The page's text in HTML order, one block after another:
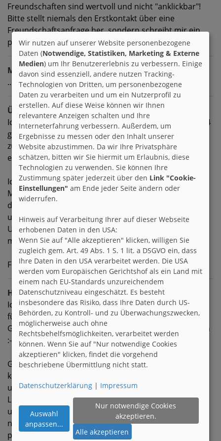
Freundschaften sind wertvoll und nicht "anklickbar"!
Bitte stellt niemals den Erstkontakt über eine
Freundschaftsanfrage her, sondern schreibt mir ein
paar Zeilen, ja?
Meine Ziele
...dass Du mir schreibst!
Über mich
Ich kann manchmal selbst nicht glauben, dass ich 1964
geboren bin, dazu bin ich viel zu kindisch und albern,
zu verrückt und zu unternehmungslustig. Ich lebe seit
einem halben Jahr getrennt.
Ich mag das Land und die Stadt, streife gerne mit dem
Motorrad über kleinste Dörfer und bin neugierig auf
die Welt hinter der nächsten Kurve. Mir geht es nicht
um Geschwindigkeit!
Unterwegs bin ich mit Straßenmaschinen, Enduro und
meinem Trialmotorrad.
Foto? Klar. Schau mal unter 'Bilder' in mein Profil.
Hobbies
Ich fahre gerne Motorrad und Cabrio, begeistere mich
für Oldtimer und die Fliegerei mit den verrücktesten
Gerätschaften. Damit haben auch meine Berufe zu tun
:-)
Gerne höre ich Musik (wirklich fast alles, nur bitte
keine Schlager und keine Volksmusik). Musik
unterstützt meine Stimmung, und das können
Liebeslieder oder Heavy Metal sein -ganz nach Lust
und Laune. Da stöbere ich auch zu gern auf YouTube
nach Originalen und Coverversionen. Teilen wir ein
paar davon?
Wir nutzen auf unserer Website personenbezogene
Daten (Notwendige, Statistiken, Marketing & Externe
Medien) um Ihr Benutzererlebnis zu verbessern. Einige
davon sind essenziell, andere nutzen Tracking-
Technologien von Dritten, um personenbezogene
Daten zu verarbeiten und um ein Nutzerprofil zu
erstellen. Auf diese Weise können wir Ihnen
relevantere Anzeigen schalten und Ihre
Interneterfahrung verbessern. Außerdem, um
Ergebnisse zu messen oder den Inhalt unserer
Website abzustimmen. Da wir Ihre Privatsphäre
schätzen, bitten wir Sie hiermit um Erlaubnis, diese
Technologien zu verwenden. Sie können Ihre
Zustimmung später jederzeit über den Link "Cookie-
Einstellungen" am Ende jeder Seite ändern oder
widerrufen.
Hinweis auf Verarbeitung Ihrer auf dieser Webseite
erhobenen Daten in den USA:
Wenn Sie auf "Alle akzeptieren" klicken, willigen Sie
zugleich gem. Art. 49 Abs. 1 S. 1 lit. a DSGVO ein, dass
Ihre Daten in den USA verarbeitet werden. Die USA
werden vom Europäischen Gerichtshof als ein Land mit
einem nach EU-Standards unzureichendem
Datenschutzniveau eingeschätzt. Es besteht
insbesondere das Risiko, dass Ihre Daten durch US-
Behörden, zu Kontroll- und zu Überwachungszwecken,
möglicherweise auch ohne
Rechtsbehelfsmöglichkeiten, verarbeitet werden
können. Wenn Sie auf "Nur notwendige Cookies
akzeptieren" klicken, findet die vorgehend
beschriebene Übermittlung nicht statt.
Datenschutzerklärung | Impressum
Auswahl
anpassen...
Nur notwendige Cookies
akzeptieren.
Alle akzeptieren